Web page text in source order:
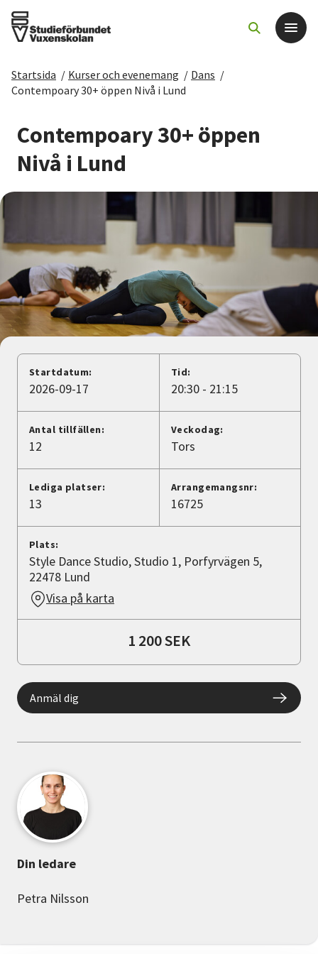
Det här gör vi
För dig som
Sök kurser och evenemang
Starta studiecirkel
Cirkelledare
Nyheter
Avdelningar
Lyssna
Startsida / Kurser och evenemang / Dans /
Contempoary 30+ öppen Nivå i Lund
Contempoary 30+ öppen
Nivå i Lund
Startdatum:
2026-09-17
Tid:
20:30 - 21:15
Antal tillfällen:
12
Veckodag:
Tors
Lediga platser:
13
Arrangemangsnr:
16725
Plats:
Style Dance Studio, Studio 1, Porfyrvägen 5,
22478 Lund
Visa på karta
1 200 SEK
Anmäl dig
Din ledare
Petra Nilsson